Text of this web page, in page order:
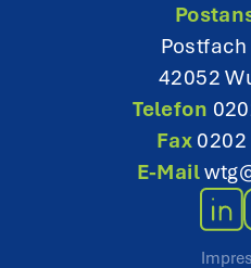
42052
Telefon
Fax
E-Mail